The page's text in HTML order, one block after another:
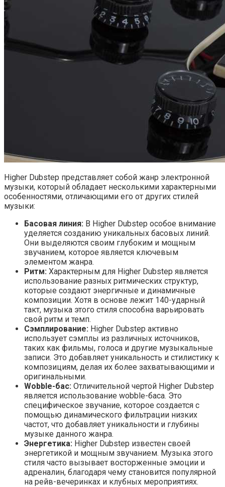
Higher Dubstep представляет собой жанр электронной
музыки, который обладает несколькими характерными
особенностями, отличающими его от других стилей
музыки:
Басовая линия: В Higher Dubstep особое внимание
уделяется созданию уникальных басовых линий.
Они выделяются своим глубоким и мощным
звучанием, которое является ключевым
элементом жанра.
Ритм: Характерным для Higher Dubstep является
использование разных ритмических структур,
которые создают энергичные и динамичные
композиции. Хотя в основе лежит 140-ударный
такт, музыка этого стиля способна варьировать
свой ритм и темп.
Сэмплирование: Higher Dubstep активно
использует сэмплы из различных источников,
таких как фильмы, голоса и другие музыкальные
записи. Это добавляет уникальность и стилистику к
композициям, делая их более захватывающими и
оригинальными.
Wobble-бас: Отличительной чертой Higher Dubstep
является использование wobble-баса. Это
специфическое звучание, которое создается с
помощью динамического фильтрации низких
частот, что добавляет уникальности и глубины
музыке данного жанра.
Энергетика: Higher Dubstep известен своей
энергетикой и мощным звучанием. Музыка этого
стиля часто вызывает восторженные эмоции и
адреналин, благодаря чему становится популярной
на рейв-вечеринках и клубных мероприятиях.